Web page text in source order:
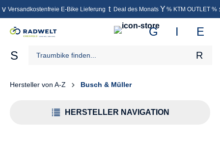
springen
Versandkostenfreie E-Bike Lieferung Deal des Monats % KTM OUTLET %
Hersteller von A-Z Busch & Müller
HERSTELLER NAVIGATION